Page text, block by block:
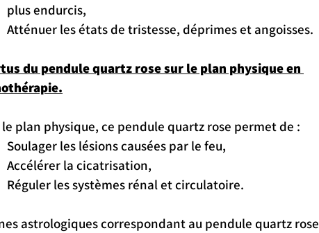
plus endurcis,
Atténuer les états de tristesse, déprimes et angoisses.
du pendule quartz rose sur le plan physique en
le plan physique, ce pendule quartz rose permet de :
Soulager les lésions causées par le feu,
Accélérer la cicatrisation,
Réguler les systèmes rénal et circulatoire.
astrologiques correspondant au pendule quartz rose